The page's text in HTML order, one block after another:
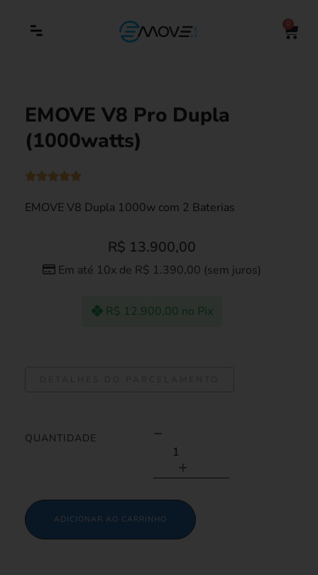
0
EMOVE V8 Pro Dupla
(1000watts)
EMOVE V8 Dupla 1000w com 2 Baterias
R$ 13.900,00
Em até 10x de R$ 1.390,00 (sem juros)
R$ 12.900,00 no Pix
QUANTIDADE
ADICIONAR AO CARRINHO